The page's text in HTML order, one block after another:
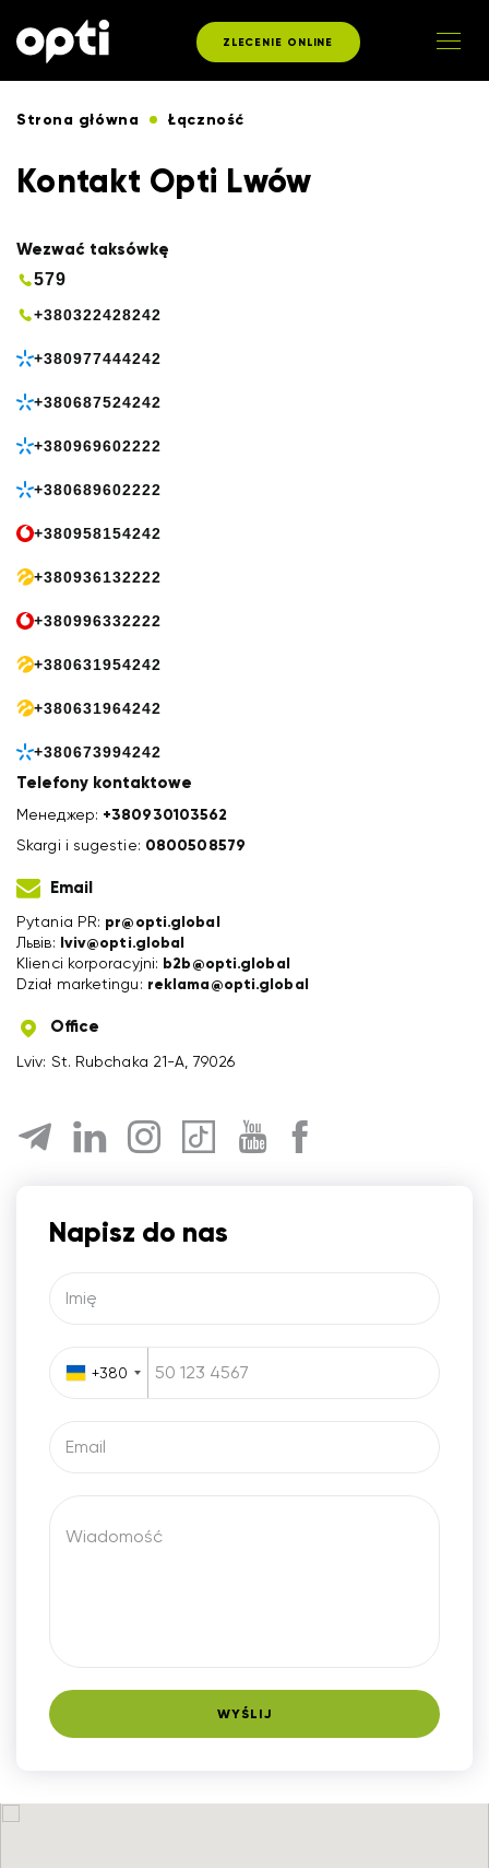
ZLECENIE ONLINE
Strona główna Łączność
Kontakt Opti Lwów
Wezwać taksówkę
579
+380322428242
+380977444242
+380687524242
+380969602222
+380689602222
+380958154242
+380936132222
+380996332222
+380631954242
+380631964242
+380673994242
Telefony kontaktowe
Менеджер: +380930103562
Skargi i sugestie: 0800508579
Email
Pytania PR: pr@opti.global
Львів: lviv@opti.global
Klienci korporacyjni: b2b@opti.global
Dział marketingu: reklama@opti.global
Office
Lviv: St. Rubchaka 21-A, 79026
Napisz do nas
Imię
+380
Email
Wiadomość
WYŚLIJ